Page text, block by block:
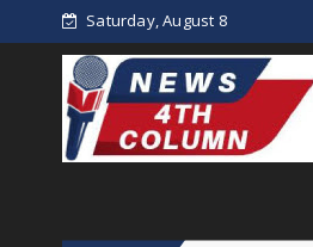
Saturday, August 8